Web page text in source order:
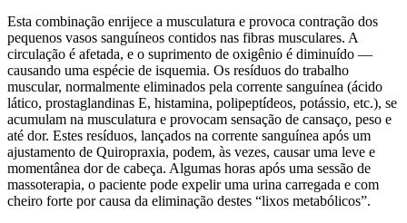
Esta combinação enrijece a musculatura e provoca contração dos
pequenos vasos sanguíneos contidos nas fibras musculares. A
circulação é afetada, e o suprimento de oxigênio é diminuído —
causando uma espécie de isquemia. Os resíduos do trabalho
muscular, normalmente eliminados pela corrente sanguínea (ácido
lático, prostaglandinas E, histamina, polipeptídeos, potássio, etc.), se
acumulam na musculatura e provocam sensação de cansaço, peso e
até dor. Estes resíduos, lançados na corrente sanguínea após um
ajustamento de Quiropraxia, podem, às vezes, causar uma leve e
momentânea dor de cabeça. Algumas horas após uma sessão de
massoterapia, o paciente pode expelir uma urina carregada e com
cheiro forte por causa da eliminação destes “lixos metabólicos”.